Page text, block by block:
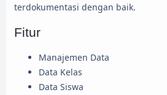
terdokumentasi dengan baik.
Fitur
Manajemen Data
Data Kelas
Data Siswa